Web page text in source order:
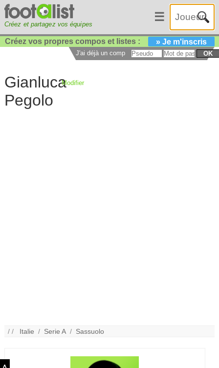
Créez et partagez vos équipes
☰
Créez vos propres compos et listes : » Je m'inscris
J'ai déjà un compte : OK
Gianluca
Pegolo
Modifier
/ / Italie / Serie A / Sassuolo